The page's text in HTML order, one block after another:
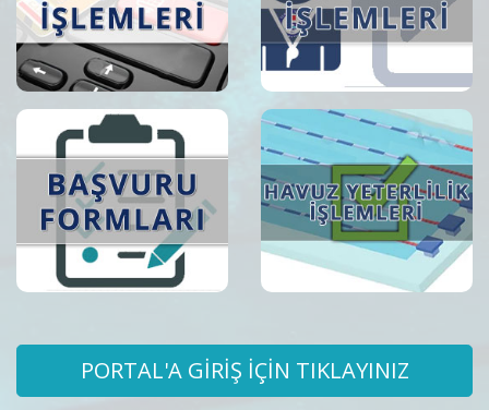
PORTAL'A GİRİŞ İÇİN TIKLAYINIZ